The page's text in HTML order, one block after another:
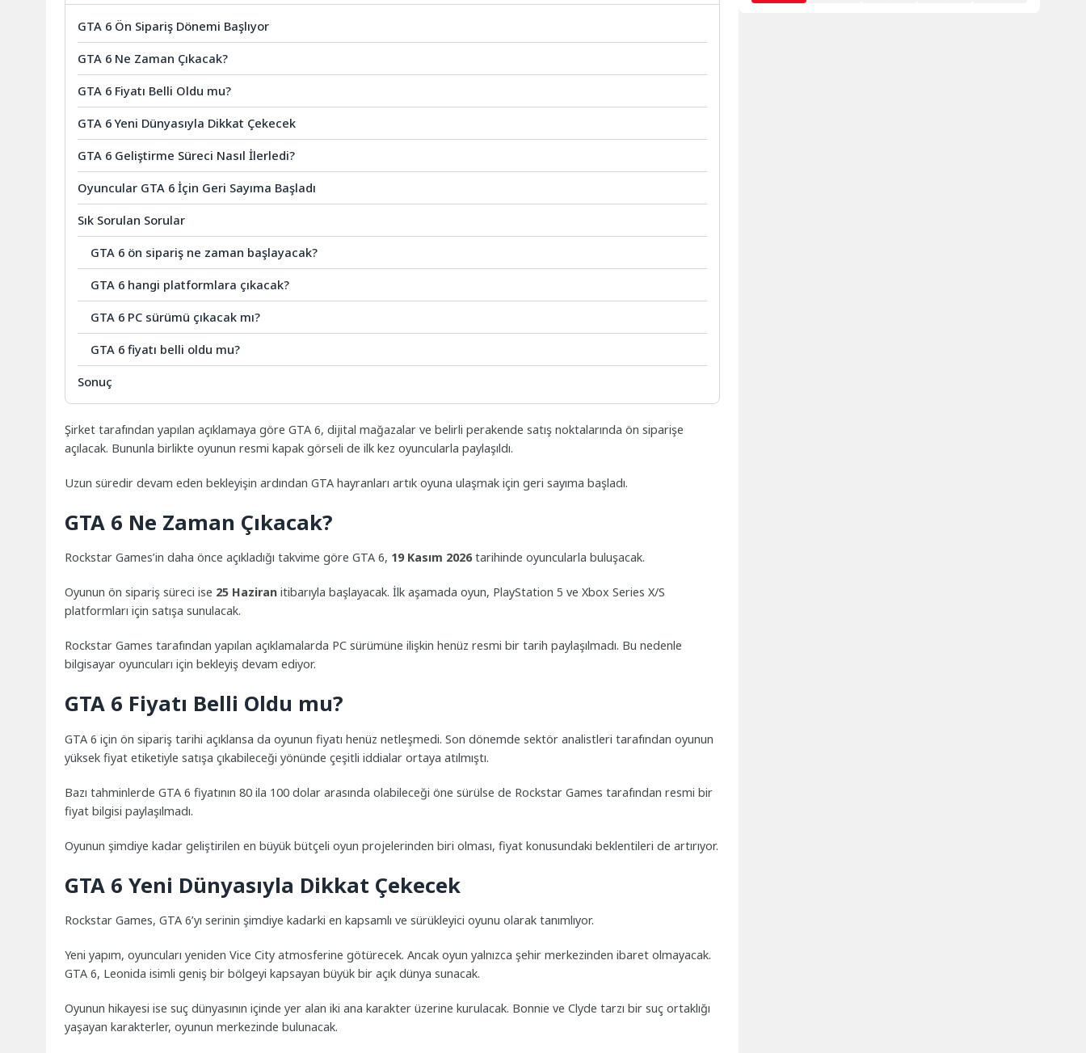
GTA 6 Ön Sipariş Dönemi Başlıyor
GTA 6 Ne Zaman Çıkacak?
GTA 6 Fiyatı Belli Oldu mu?
GTA 6 Yeni Dünyasıyla Dikkat Çekecek
GTA 6 Geliştirme Süreci Nasıl İlerledi?
Oyuncular GTA 6 İçin Geri Sayıma Başladı
Sık Sorulan Sorular
GTA 6 ön sipariş ne zaman başlayacak?
GTA 6 hangi platformlara çıkacak?
GTA 6 PC sürümü çıkacak mı?
GTA 6 fiyatı belli oldu mu?
Sonuç
Şirket tarafından yapılan açıklamaya göre GTA 6, dijital mağazalar ve belirli perakende satış noktalarında ön siparişe
açılacak. Bununla birlikte oyunun resmi kapak görseli de ilk kez oyuncularla paylaşıldı.
Uzun süredir devam eden bekleyişin ardından GTA hayranları artık oyuna ulaşmak için geri sayıma başladı.
GTA 6 Ne Zaman Çıkacak?
Rockstar Games’in daha önce açıkladığı takvime göre GTA 6, 19 Kasım 2026tarihinde oyuncularla buluşacak.
Oyunun ön sipariş süreci ise 25 Haziran itibarıyla başlayacak. İlk aşamada oyun, PlayStation 5 ve Xbox Series X/S
platformları için satışa sunulacak.
Rockstar Games tarafından yapılan açıklamalarda PC sürümüne ilişkin henüz resmi bir tarih paylaşılmadı. Bu nedenle
bilgisayar oyuncuları için bekleyiş devam ediyor.
GTA 6 Fiyatı Belli Oldu mu?
GTA 6 için ön sipariş tarihi açıklansa da oyunun fiyatı henüz netleşmedi. Son dönemde sektör analistleri tarafından oyunun
yüksek fiyat etiketiyle satışa çıkabileceği yönünde çeşitli iddialar ortaya atılmıştı.
Bazı tahminlerde GTA 6 fiyatının 80 ila 100 dolar arasında olabileceği öne sürülse de Rockstar Games tarafından resmi bir
fiyat bilgisi paylaşılmadı.
Oyunun şimdiye kadar geliştirilen en büyük bütçeli oyun projelerinden biri olması, fiyat konusundaki beklentileri de artırıyor.
GTA 6 Yeni Dünyasıyla Dikkat Çekecek
Rockstar Games, GTA 6’yı serinin şimdiye kadarki en kapsamlı ve sürükleyici oyunu olarak tanımlıyor.
Yeni yapım, oyuncuları yeniden Vice City atmosferine götürecek. Ancak oyun yalnızca şehir merkezinden ibaret olmayacak.
GTA 6, Leonida isimli geniş bir bölgeyi kapsayan büyük bir açık dünya sunacak.
Oyunun hikayesi ise suç dünyasının içinde yer alan iki ana karakter üzerine kurulacak. Bonnie ve Clyde tarzı bir suç ortaklığı
yaşayan karakterler, oyunun merkezinde bulunacak.